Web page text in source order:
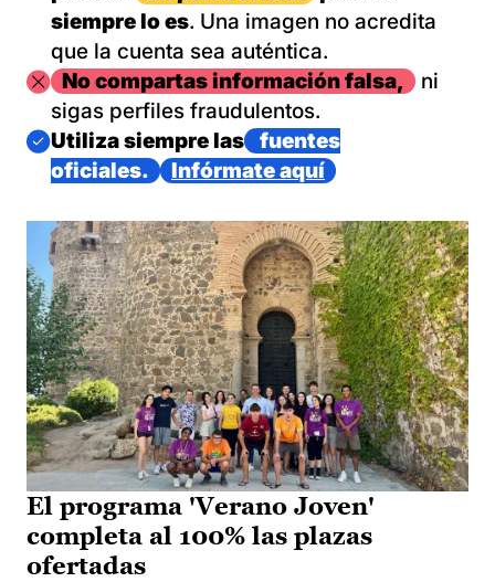
siempre lo es. Una imagen no acredita
que la cuenta sea auténtica.
ImagenNo compartas información falsa,
ni
sigas perfiles fraudulentos.
Imagen
Utiliza siempre las
fuentes
oficiales.
Infórmate aquí
El programa 'Verano Joven'
completa al 100% las plazas
ofertadas